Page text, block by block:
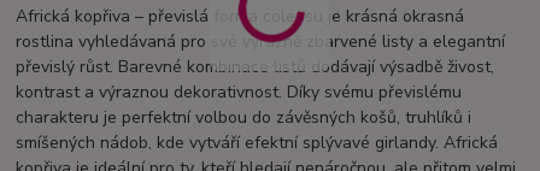
Africká kopřiva – převislá forma coleusu je krásná okrasná
rostlina vyhledávaná pro své výrazně zbarvené listy a elegantní
převislý růst. Barevné kombinace listů dodávají výsadbě živost,
kontrast a výraznou dekorativnost. Díky svému převislému
charakteru je perfektní volbou do závěsných košů, truhlíků i
smíšených nádob, kde vytváří efektní splývavé girlandy. Africká